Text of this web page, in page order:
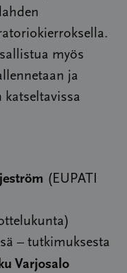
myös
ja
(EUPATI
– tutkimuksesta
Varjosalo